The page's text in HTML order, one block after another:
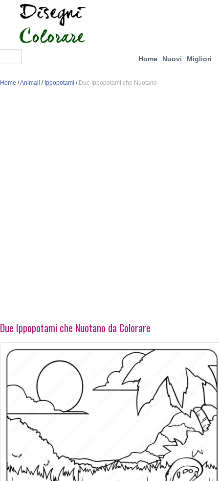
Home Nuovi Migliori
Home /Animali / Ippopotami / Due Ippopotami che Nuotano
Due Ippopotami che Nuotano da Colorare